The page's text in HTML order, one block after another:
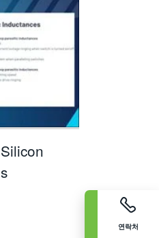
연락처